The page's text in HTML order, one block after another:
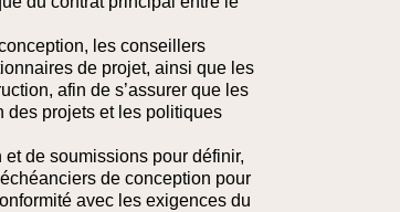
les conseillers
de projet, ainsi que les
afin de s’assurer que les
des projets et les politiques
de soumissions pour définir,
de conception pour
avec les exigences du